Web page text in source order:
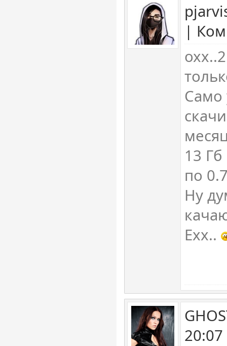
|
Само
13
по
Ну
Ехх..